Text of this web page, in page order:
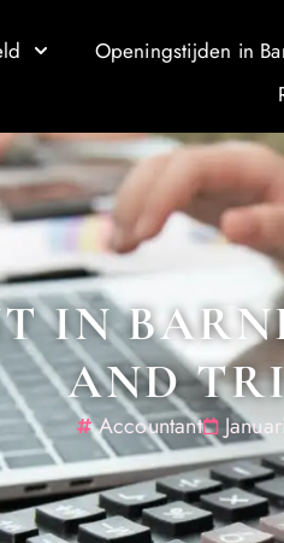
Openingstijden in
IN
AND
Accountant